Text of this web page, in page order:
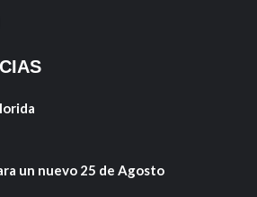
un nuevo 25 de Agosto